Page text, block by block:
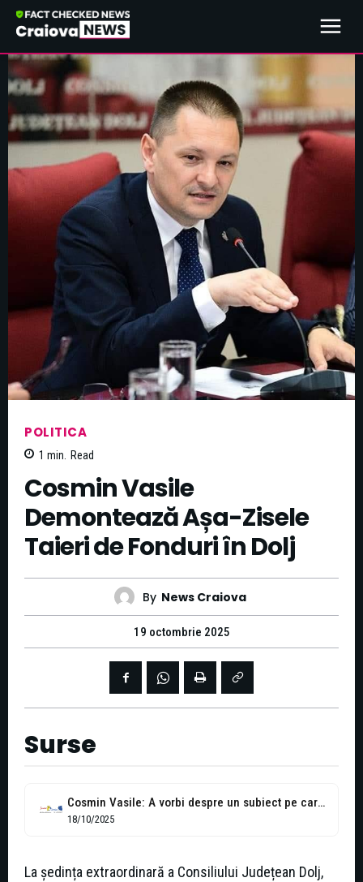
POLITICA
1 min. Read
Cosmin Vasile
Demontează Așa-Zisele
Taieri de Fonduri în Dolj
By News Craiova
19 octombrie 2025
Surse
Cosmin Vasile: A vorbi despre un subiect pe care nu îl stăpânești...
18/10/2025
La ședința extraordinară a Consiliului Județean Dolj,